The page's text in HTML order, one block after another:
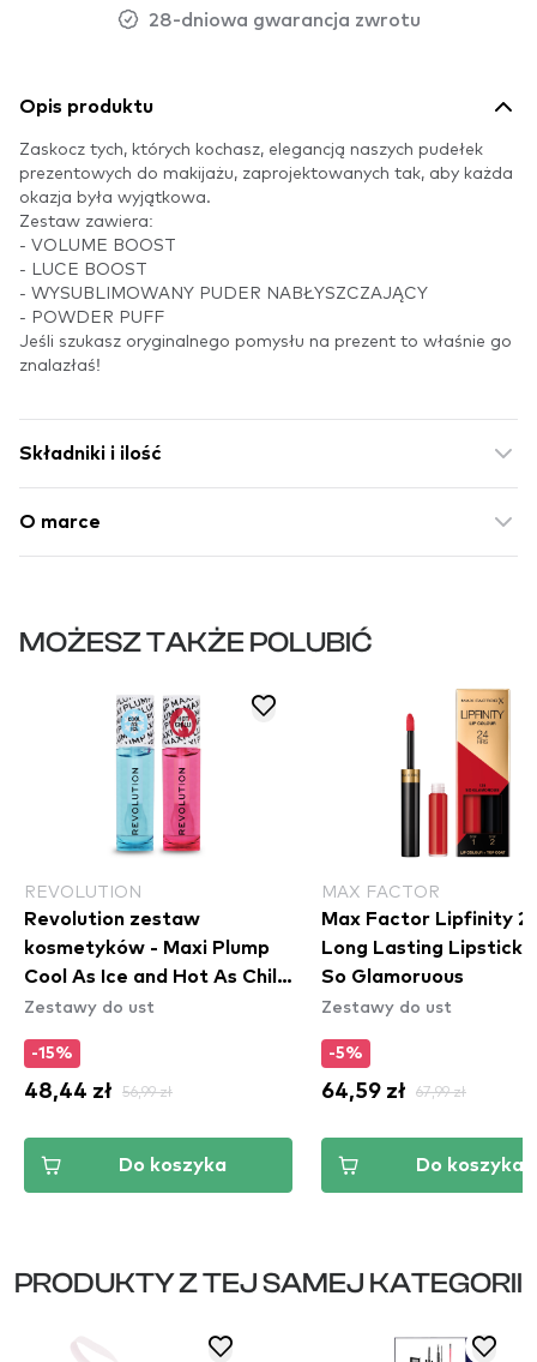
28-dniowa gwarancja zwrotu
Opis produktu
Zaskocz tych, których kochasz, elegancją naszych pudełek
prezentowych do makijażu, zaprojektowanych tak, aby każda
okazja była wyjątkowa.
Zestaw zawiera:
- VOLUME BOOST
- LUCE BOOST
- WYSUBLIMOWANY PUDER NABŁYSZCZAJĄCY
- POWDER PUFF
Jeśli szukasz oryginalnego pomysłu na prezent to właśnie go
znalazłaś!
Składniki i ilość
O marce
MOŻESZ TAKŻE POLUBIĆ
REVOLUTION
Revolution zestaw
kosmetyków - Maxi Plump
Cool As Ice and Hot As Chilli
Lip Set
Zestawy do ust
-15%
48,44 zł 56,99 zł
Do koszyka
MAX FACTOR
Max Factor Lipfinity
Long Lasting Lipstick -
So Glamoruous
Zestawy do ust
-5%
64,59 zł 67,99 zł
Do koszyka
PRODUKTY Z TEJ SAMEJ KATEGORII